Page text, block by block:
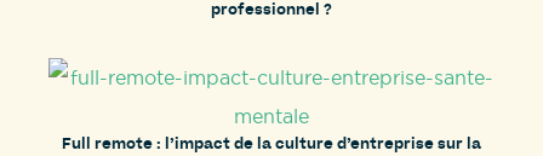
professionnel ?
Full remote : l’impact de la culture d’entreprise sur la